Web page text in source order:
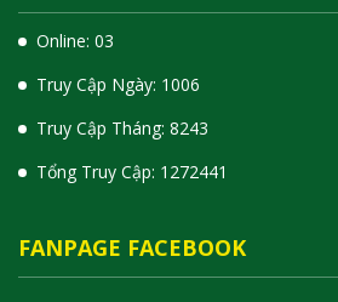
Online: 03
Truy Cập Ngày: 1006
Truy Cập Tháng: 8243
Tổng Truy Cập: 1 272441
FANPAGE FACEBOOK